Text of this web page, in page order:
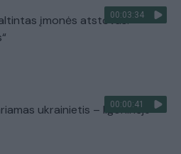
00:03:34
įmonės atstovas:
00:00:41
ukrainietis – ligoninėje